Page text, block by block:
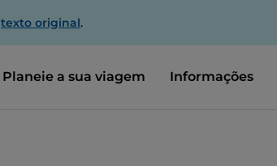
texto original.
Planeie a sua viagem Informações